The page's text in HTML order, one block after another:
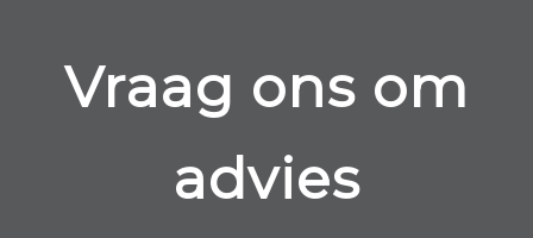
Vraag ons om
advies